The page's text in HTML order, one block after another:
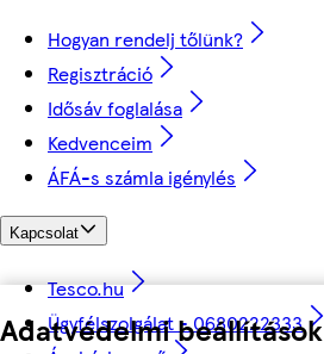
Adatvédelmi beállítások
Hogyan rendelj tőlünk?
Regisztráció
Idősáv foglalása
Kedvenceim
ÁFÁ-s számla igénylés
Kapcsolat
Tesco.hu
Ügyfélszolgálat - 0680222333